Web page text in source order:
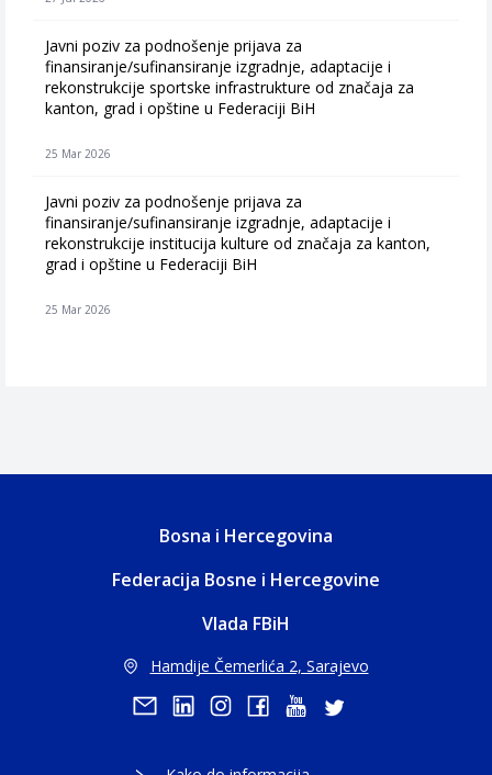
Javni poziv za podnošenje prijava za
finansiranje/sufinansiranje izgradnje, adaptacije i
rekonstrukcije sportske infrastrukture od značaja za
kanton, grad i opštine u Federaciji BiH
25 Mar 2026
Javni poziv za podnošenje prijava za
finansiranje/sufinansiranje izgradnje, adaptacije i
rekonstrukcije institucija kulture od značaja za kanton,
grad i opštine u Federaciji BiH
25 Mar 2026
Bosna i Hercegovina
Federacija Bosne i Hercegovine
Vlada FBiH
Hamdije Čemerlića 2, Sarajevo